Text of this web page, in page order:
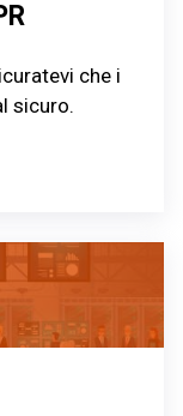
che i
sicuro.